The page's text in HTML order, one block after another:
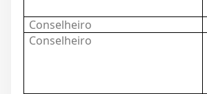
Conselheiro
Conselheiro